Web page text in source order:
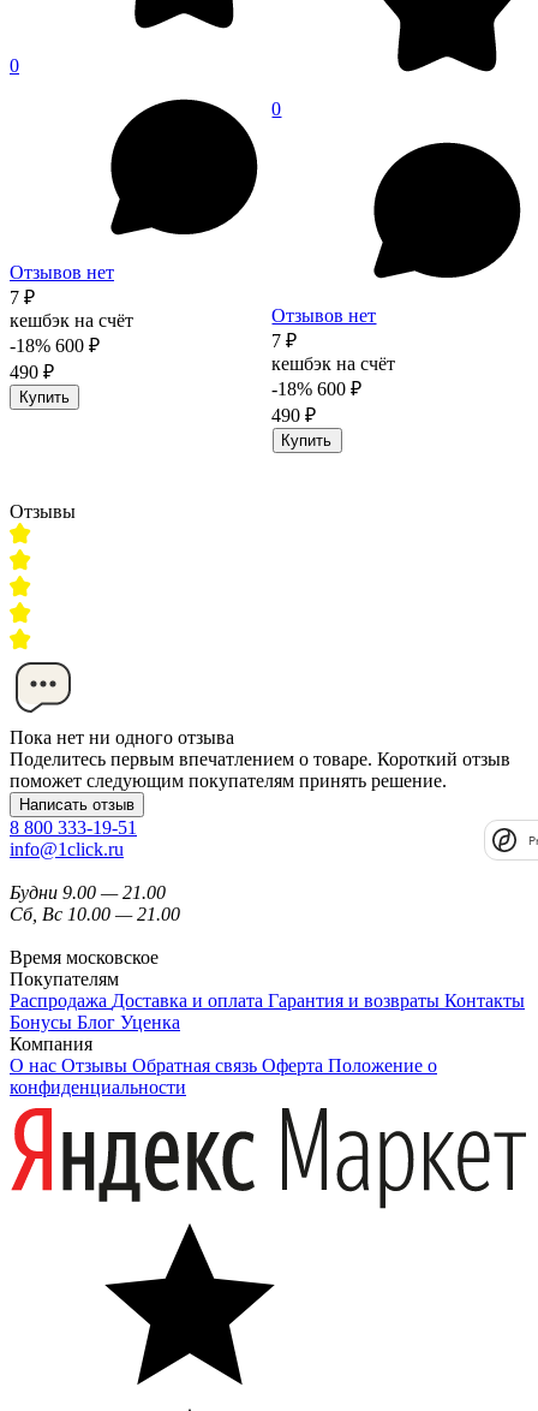
0
Отзывов нет
7 ₽
кешбэк на счёт
-18% 600 ₽
490 ₽
Купить
0
Отзывов нет
7 ₽
кешбэк на счёт
-18% 600 ₽
490 ₽
Купить
Отзывы
Пока нет ни одного отзыва
Поделитесь первым впечатлением о товаре. Короткий отзыв
поможет следующим покупателям принять решение.
Написать отзыв
8 800 333-19-51
info@1click.ru
Будни 9.00 — 21.00
Сб, Вс 10.00 — 21.00
Время московское
Покупателям
Распродажа Доставка и оплата Гарантия и возвраты Контакты
Бонусы Блог Уценка
Компания
О нас Отзывы Обратная связь Оферта Положение о
конфиденциальности